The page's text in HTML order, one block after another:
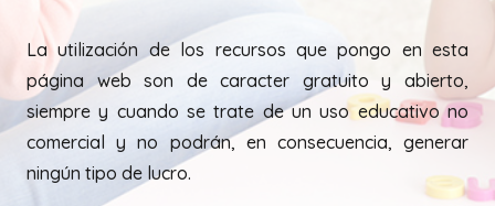
La utilización de los recursos que pongo en esta
página web son de caracter gratuito y abierto,
siempre y cuando se trate de un uso educativo no
comercial y no podrán, en consecuencia, generar
ningún tipo de lucro.